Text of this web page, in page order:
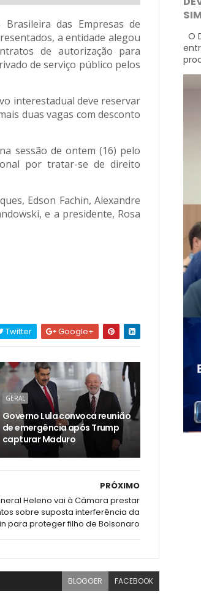
das Empresas de
a entidade alegou
de autorização para
de serviço público pelos
interestadual deve reservar
duas vagas com desconto
sessão de ontem (16) pelo
por tratar-se de direito
Edson Fachin, Alexandre
e a presidente, Rosa
Twitter Google+
GERAL
Governo Lula convoca reunião
de emergência após Trump
capturar Maduro
PRÓXIMO
Heleno vai à Câmara prestar
sobre suposta interferência da
para proteger filho de Bolsonaro
BLOGGER FACEBOOK
O